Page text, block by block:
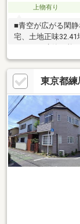
上物有り
■青空が広がる閑
宅、土地正味32.41
東京都練